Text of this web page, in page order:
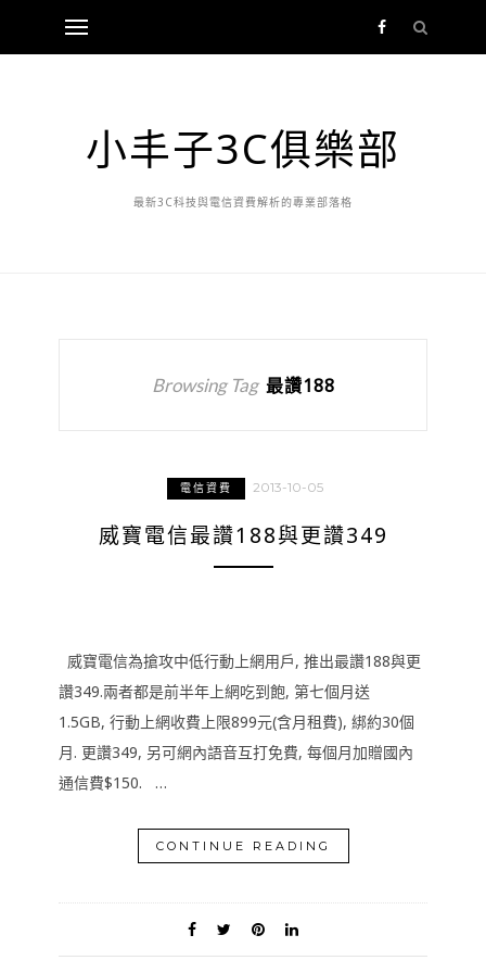
小丰子3C俱樂部
最新3C科技與電信資費解析的專業部落格
Browsing Tag 最讚188
電信資費 2013-10-05
威寶電信最讚188與更讚349
威寶電信為搶攻中低行動上網用戶, 推出最讚188與更
讚349.兩者都是前半年上網吃到飽, 第七個月送
1.5GB, 行動上網收費上限899元(含月租費), 綁約30個
月. 更讚349, 另可網內語音互打免費, 每個月加贈國內
通信費$150. …
CONTINUE READING